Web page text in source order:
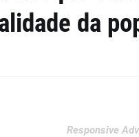
da
Responsive